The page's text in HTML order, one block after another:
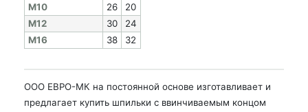
M10
26
20
M12
30
24
M16
38 32
ООО ЕВРО-МК на постоянной основе изготавливает и
предлагает купить шпильки с ввинчиваемым концом